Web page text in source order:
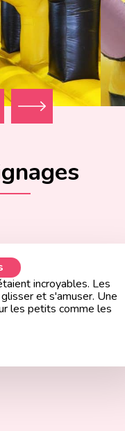
incroyables. Les
et s'amuser. Une
les petits comme les